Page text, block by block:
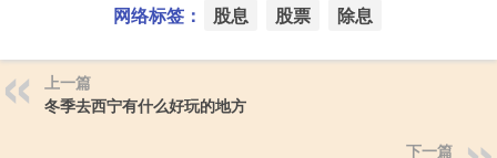
网络标签： 股息 股票 除息
上一篇
冬季去西宁有什么好玩的地方
下一篇